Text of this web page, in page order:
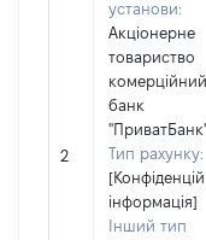
2
установи:
Акціонерне
товариство
комерційний
банк
Тип рахунку:
інформація]
Інший тип